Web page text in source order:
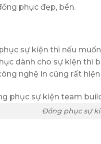
phục đẹp, bền.
sự kiện thì nếu
dành cho sự kiện
nghệ in cũng rất
Đồng phục sự